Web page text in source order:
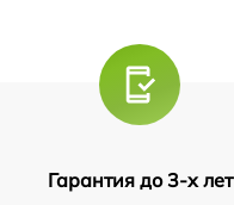
Гарантия до 3-х лет